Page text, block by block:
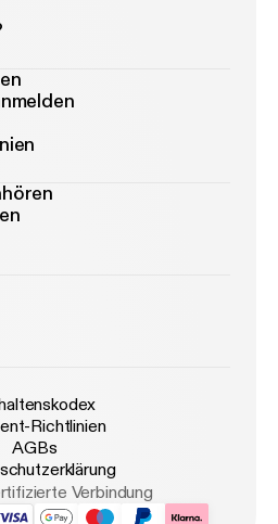
Richtlinien
AGBs
Verbindung